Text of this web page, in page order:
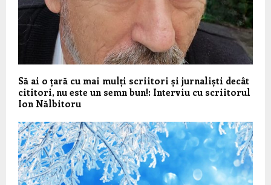
Să ai o țară cu mai mulți scriitori și jurnaliști decât
cititori, nu este un semn bun!: Interviu cu scriitorul
Ion Nălbitoru